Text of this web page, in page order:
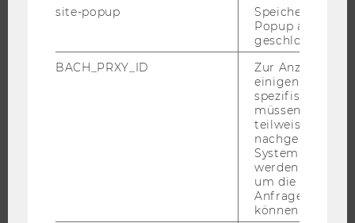
BEWERBUNG UND ZULASSUNG
INTERNATIONALE UND INCOMING EXCHANGE STUDIERENDE
ANGEBOTE FÜR SCHULEN UND STUDIENINTERESSIERTE
site-popup
Speichert ob ein
Popup
geschlossen
BACH_PRXY_ID
Zur Anzeige von
einigen WU-
spezifischen
müssen
teilweise von
nachgelagerten
System
werden.
um die Antwort
Anfrage
können.